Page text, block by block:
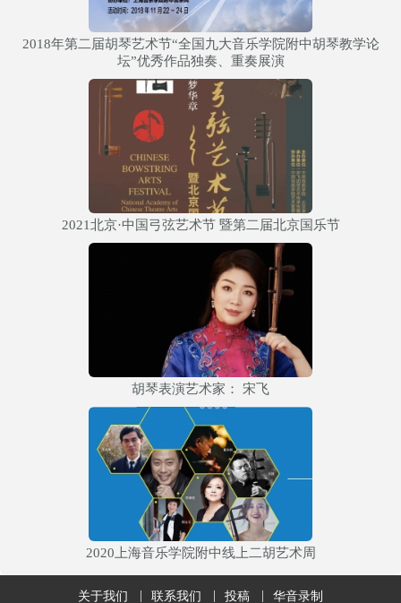
2018年第二届胡琴艺术节“全国九大音乐学院附中胡琴教学论
坛”优秀作品独奏、重奏展演
2021北京·中国弓弦艺术节 暨第二届北京国乐节
胡琴表演艺术家： 宋飞
2020上海音乐学院附中线上二胡艺术周
关于我们 联系我们 投稿 华音录制